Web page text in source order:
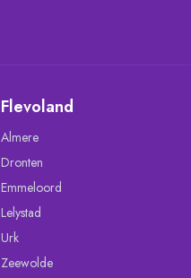
Flevoland
Almere
Dronten
Emmeloord
Lelystad
Urk
Zeewolde